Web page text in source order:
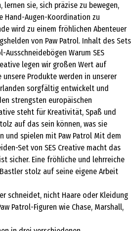
sie, sich präzise zu bewegen,
Hand-Augen-Koordination zu
wird zu einem fröhlichen Abenteuer
von Paw Patrol. Inhalt des Sets
Ausschneidebögen Warum SES
legen wir großen Wert auf
Produkte werden in unserer
sorgfältig entwickelt und
strengsten europäischen
steht für Kreativität, Spaß und
auf das sein können, was sie
und spielen mit Paw Patrol Mit dem
Set von SES Creative macht das
sicher. Eine fröhliche und lehrreiche
stolz auf seine eigene Arbeit
schneidet, nicht Haare oder Kleidung
Patrol-Figuren wie Chase, Marshall,